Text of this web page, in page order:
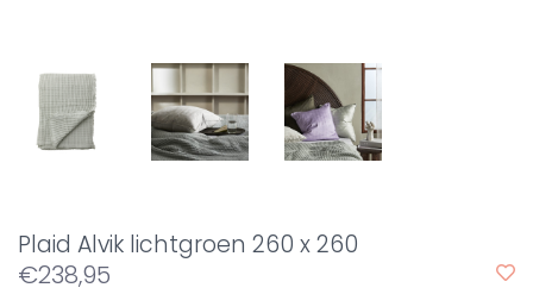
Plaid Alvik lichtgroen 260 x 260
€238,95